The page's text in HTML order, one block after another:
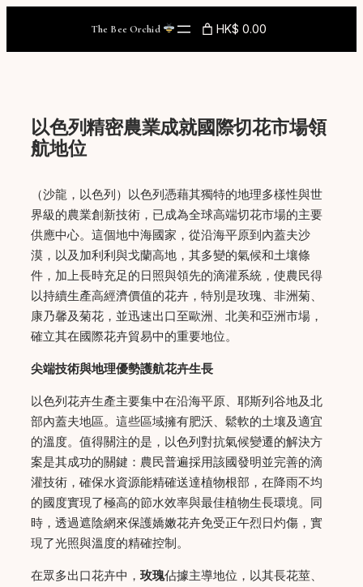
content
The Bee Orchid HK$ 0.00
以色列精密農業成就國際切花市場領
航地位
（沙龍，以色列）以色列憑藉其獨特的地理多樣性與世
界級的農業創新技術，已成為全球高端切花市場的主要
供應中心。這個地中海國家，從沿海平原到內蓋夫沙
漠，以及加利利與戈蘭高地，其多變的氣候和土壤條
件，加上長時充足的日照與領先的滴灌系統，使農民得
以持續生產高經濟價值的花卉，特別是玫瑰、非洲菊、
康乃馨及菊花，並迅速出口至歐洲、北美和亞洲市場，
確立其在國際花卉貿易中的重要地位。
尖端技術與地理優勢護航花卉生長
以色列花卉生產主要集中在沿海平原、耶斯列谷地及北
部內蓋夫地區。這些區域擁有肥沃、鬆軟的土壤及適宜
的溫度。值得關注的是，以色列對抗氣候變遷的解決方
案是其成功的關鍵：農民普遍採用該國發明並完善的滴
灌技術，確保水資源能精確送達植物根部，在降雨不均
的國度實現了極高的節水效率與最佳植物生長環境。同
時，透過遮陰網來保護嬌嫩花卉免受正午烈日灼傷，實
現了光照與溫度的精確控制。
在眾多出口花卉中， 玫瑰佔據主導地位，以其長花莖、